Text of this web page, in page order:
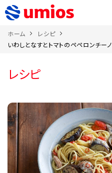
ホーム
レシピ
いわしとなすとトマトのペペロンチーノ
レシピ